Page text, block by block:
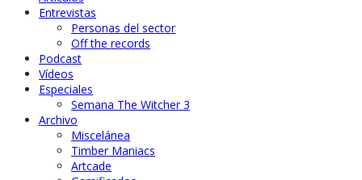
Entrevistas
Personas del sector
Off the records
Podcast
Vídeos
Especiales
Semana The Witcher 3
Archivo
Miscelánea
Timber Maniacs
Artcade